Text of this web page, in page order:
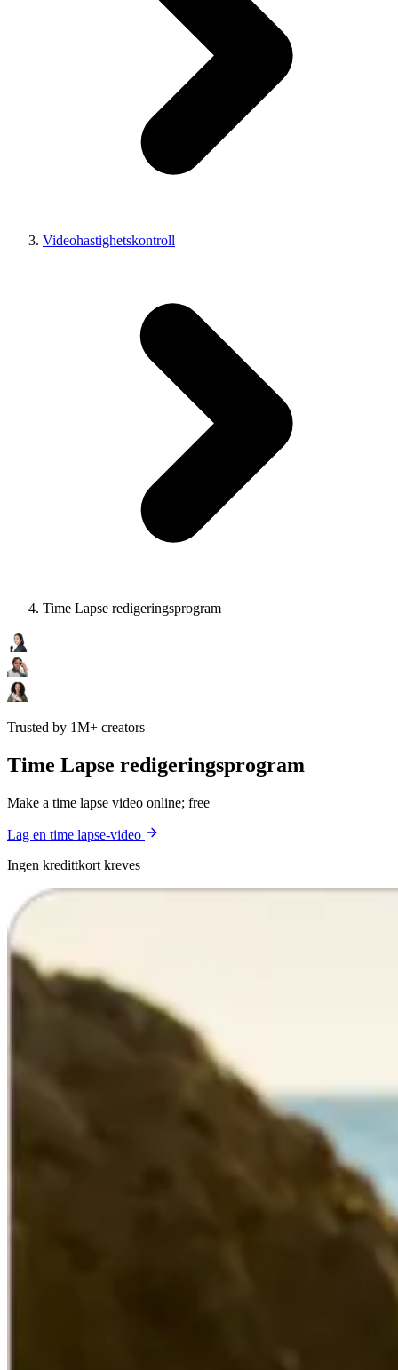
Videohastighetskontroll
Time Lapse redigeringsprogram
Trusted by 1M+ creators
Time Lapse redigeringsprogram
Make a time lapse video online; free
Lag en time lapse-video
Ingen kredittkort kreves